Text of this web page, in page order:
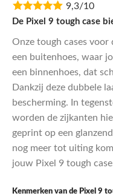
was:
€29,95.
9,3/10
De Pixel 9 tough case
Onze tough cases voor
een buitenhoes, waar
een binnenhoes, dat
Dankzij deze dubbele
bescherming. In
worden de zijkanten
geprint op een
nog meer tot uiting
jouw Pixel 9 tough
Kenmerken van de Pixel 9